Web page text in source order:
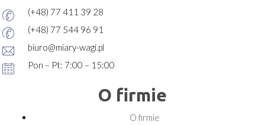
(+48) 77 411 39 28
(+48) 77 544 96 91
biuro@miary-wagi.pl
Pon – Pt: 7:00 – 15:00
O firmie
O firmie